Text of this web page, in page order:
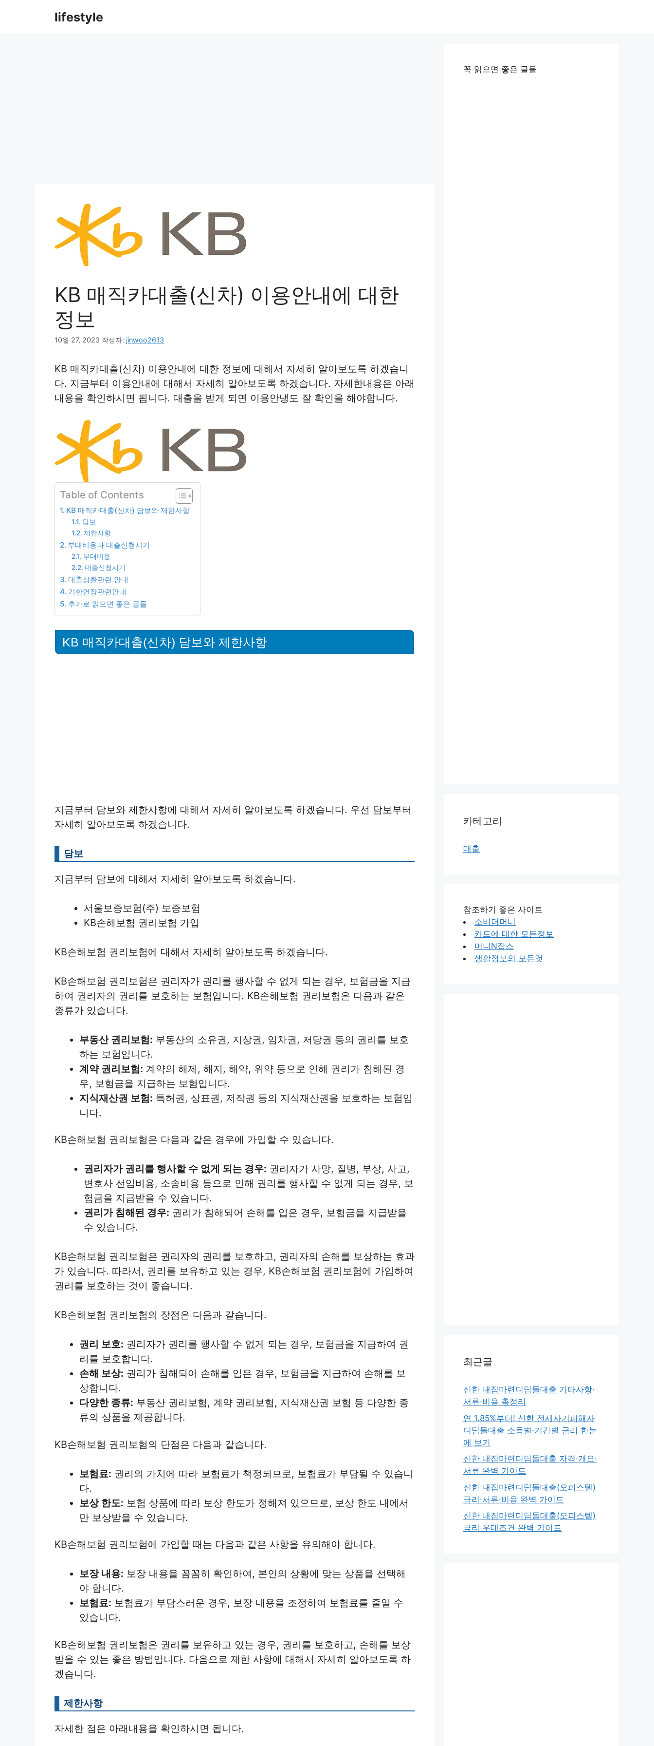
lifestyle
KB 매직카대출(신차) 이용안내에 대한
정보
10월 27, 2023 작성자: jinwoo2613
KB 매직카대출(신차) 이용안내에 대한 정보에 대해서 자세히 알아보도록 하겠습니
다. 지금부터 이용안내에 대해서 자세히 알아보도록 하겠습니다. 자세한내용은 아래
내용을 확인하시면 됩니다. 대출을 받게 되면 이용안냉도 잘 확인을 해야합니다.
Table of Contents
KB 매직카대출(신차) 담보와 제한사항
담보
제한사항
부대비용과 대출신청시기
부대비용
대출신청시기
대출상환관련 안내
기한연장관련안내
추가로 읽으면 좋은 글들
KB 매직카대출(신차) 담보와 제한사항
지금부터 담보와 제한사항에 대해서 자세히 알아보도록 하겠습니다. 우선 담보부터
자세히 알아보도록 하겠습니다.
담보
지금부터 담보에 대해서 자세히 알아보도록 하겠습니다.
서울보증보험(주) 보증보험
KB손해보험 권리보험 가입
KB손해보험 권리보험에 대해서 자세히 알아보도록 하겠습니다.
KB손해보험 권리보험은 권리자가 권리를 행사할 수 없게 되는 경우, 보험금을 지급
하여 권리자의 권리를 보호하는 보험입니다. KB손해보험 권리보험은 다음과 같은
종류가 있습니다.
부동산 권리보험: 부동산의 소유권, 지상권, 임차권, 저당권 등의 권리를 보호
하는 보험입니다.
계약 권리보험: 계약의 해제, 해지, 해약, 위약 등으로 인해 권리가 침해된 경
우, 보험금을 지급하는 보험입니다.
지식재산권 보험: 특허권, 상표권, 저작권 등의 지식재산권을 보호하는 보험입
니다.
KB손해보험 권리보험은 다음과 같은 경우에 가입할 수 있습니다.
권리자가 권리를 행사할 수 없게 되는 경우: 권리자가 사망, 질병, 부상, 사고,
변호사 선임비용, 소송비용 등으로 인해 권리를 행사할 수 없게 되는 경우, 보
험금을 지급받을 수 있습니다.
권리가 침해된 경우: 권리가 침해되어 손해를 입은 경우, 보험금을 지급받을
수 있습니다.
KB손해보험 권리보험은 권리자의 권리를 보호하고, 권리자의 손해를 보상하는 효과
가 있습니다. 따라서, 권리를 보유하고 있는 경우, KB손해보험 권리보험에 가입하여
권리를 보호하는 것이 좋습니다.
KB손해보험 권리보험의 장점은 다음과 같습니다.
권리 보호: 권리자가 권리를 행사할 수 없게 되는 경우, 보험금을 지급하여 권
리를 보호합니다.
손해 보상: 권리가 침해되어 손해를 입은 경우, 보험금을 지급하여 손해를 보
상합니다.
다양한 종류: 부동산 권리보험, 계약 권리보험, 지식재산권 보험 등 다양한 종
류의 상품을 제공합니다.
KB손해보험 권리보험의 단점은 다음과 같습니다.
보험료: 권리의 가치에 따라 보험료가 책정되므로, 보험료가 부담될 수 있습니
다.
보상 한도: 보험 상품에 따라 보상 한도가 정해져 있으므로, 보상 한도 내에서
만 보상받을 수 있습니다.
KB손해보험 권리보험에 가입할 때는 다음과 같은 사항을 유의해야 합니다.
보장 내용: 보장 내용을 꼼꼼히 확인하여, 본인의 상황에 맞는 상품을 선택해
야 합니다.
보험료: 보험료가 부담스러운 경우, 보장 내용을 조정하여 보험료를 줄일 수
있습니다.
KB손해보험 권리보험은 권리를 보유하고 있는 경우, 권리를 보호하고, 손해를 보상
받을 수 있는 좋은 방법입니다. 다음으로 제한 사항에 대해서 자세히 알아보도록 하
겠습니다.
제한사항
자세한 점은 아래내용을 확인하시면 됩니다.
꼭 읽으면 좋은 글들
카테고리
대출
참조하기 좋은 사이트
소비더머니
카드에 대한 모든정보
머니N잡스
생활정보의 모든것
최근글
신한 내집마련디딤돌대출 기타사항·
서류·비용 총정리
연 1.85%부터! 신한 전세사기피해자
디딤돌대출 소득별·기간별 금리 한눈
에 보기
신한 내집마련디딤돌대출 자격·개요·
서류 완벽 가이드
신한 내집마련디딤돌대출(오피스텔)
금리·서류·비용 완벽 가이드
신한 내집마련디딤돌대출(오피스텔)
금리·우대조건 완벽 가이드